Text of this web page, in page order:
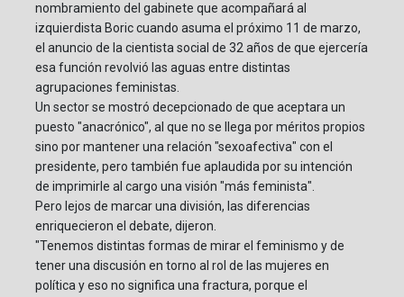
nombramiento del gabinete que acompañará al
izquierdista Boric cuando asuma el próximo 11 de marzo,
el anuncio de la cientista social de 32 años de que ejercería
esa función revolvió las aguas entre distintas
agrupaciones feministas.
Un sector se mostró decepcionado de que aceptara un
puesto "anacrónico", al que no se llega por méritos propios
sino por mantener una relación "sexoafectiva" con el
presidente, pero también fue aplaudida por su intención
de imprimirle al cargo una visión "más feminista".
Pero lejos de marcar una división, las diferencias
enriquecieron el debate, dijeron.
"Tenemos distintas formas de mirar el feminismo y de
tener una discusión en torno al rol de las mujeres en
política y eso no significa una fractura, porque el